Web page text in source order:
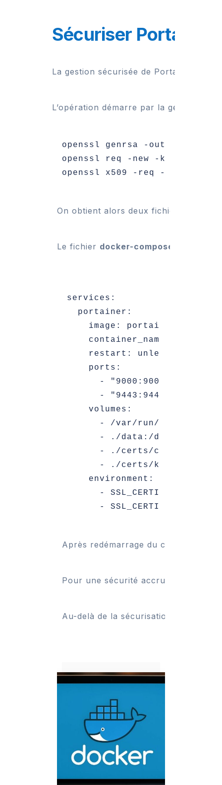
Sécuriser Portainer
La gestion sécurisée de Portainer est
L’opération démarre par la génération
openssl genrsa -out key.pem
openssl req -new -key
On obtient alors deux fichiers
Le fichier docker-compose.yml
services:
  portainer:
image: portainer/
container_name:
    restart: unless-stopped
    ports:
      - "9000:9000"
      - "9443:9443"
    volumes:
- /var/run/
      - ./data:/data
- ./certs/cert.pem:/
- ./certs/key.pem:/
    environment:
- SSL_CERTIFICATE=/
Après redémarrage du conteneur,
Pour une sécurité accrue, le port
Au-delà de la sécurisation HTTPS, il